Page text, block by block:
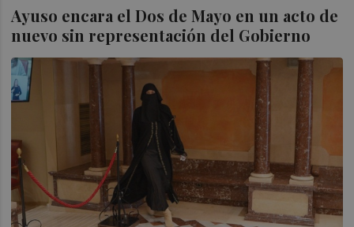
Ayuso encara el Dos de Mayo en un acto de
nuevo sin representación del Gobierno